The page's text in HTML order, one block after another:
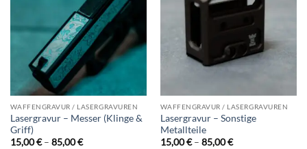
wishlist
WAFFENGRAVUR / LASERGRAVUREN
Lasergravur – Messer (Klinge &
Griff)
15,00€ – 85,00€Preisspanne:
WAFFENGRAVUR / LASERGRAVUREN
Lasergravur – Sonstige
Metallteile
15,00€ – 85,00€Preisspanne: